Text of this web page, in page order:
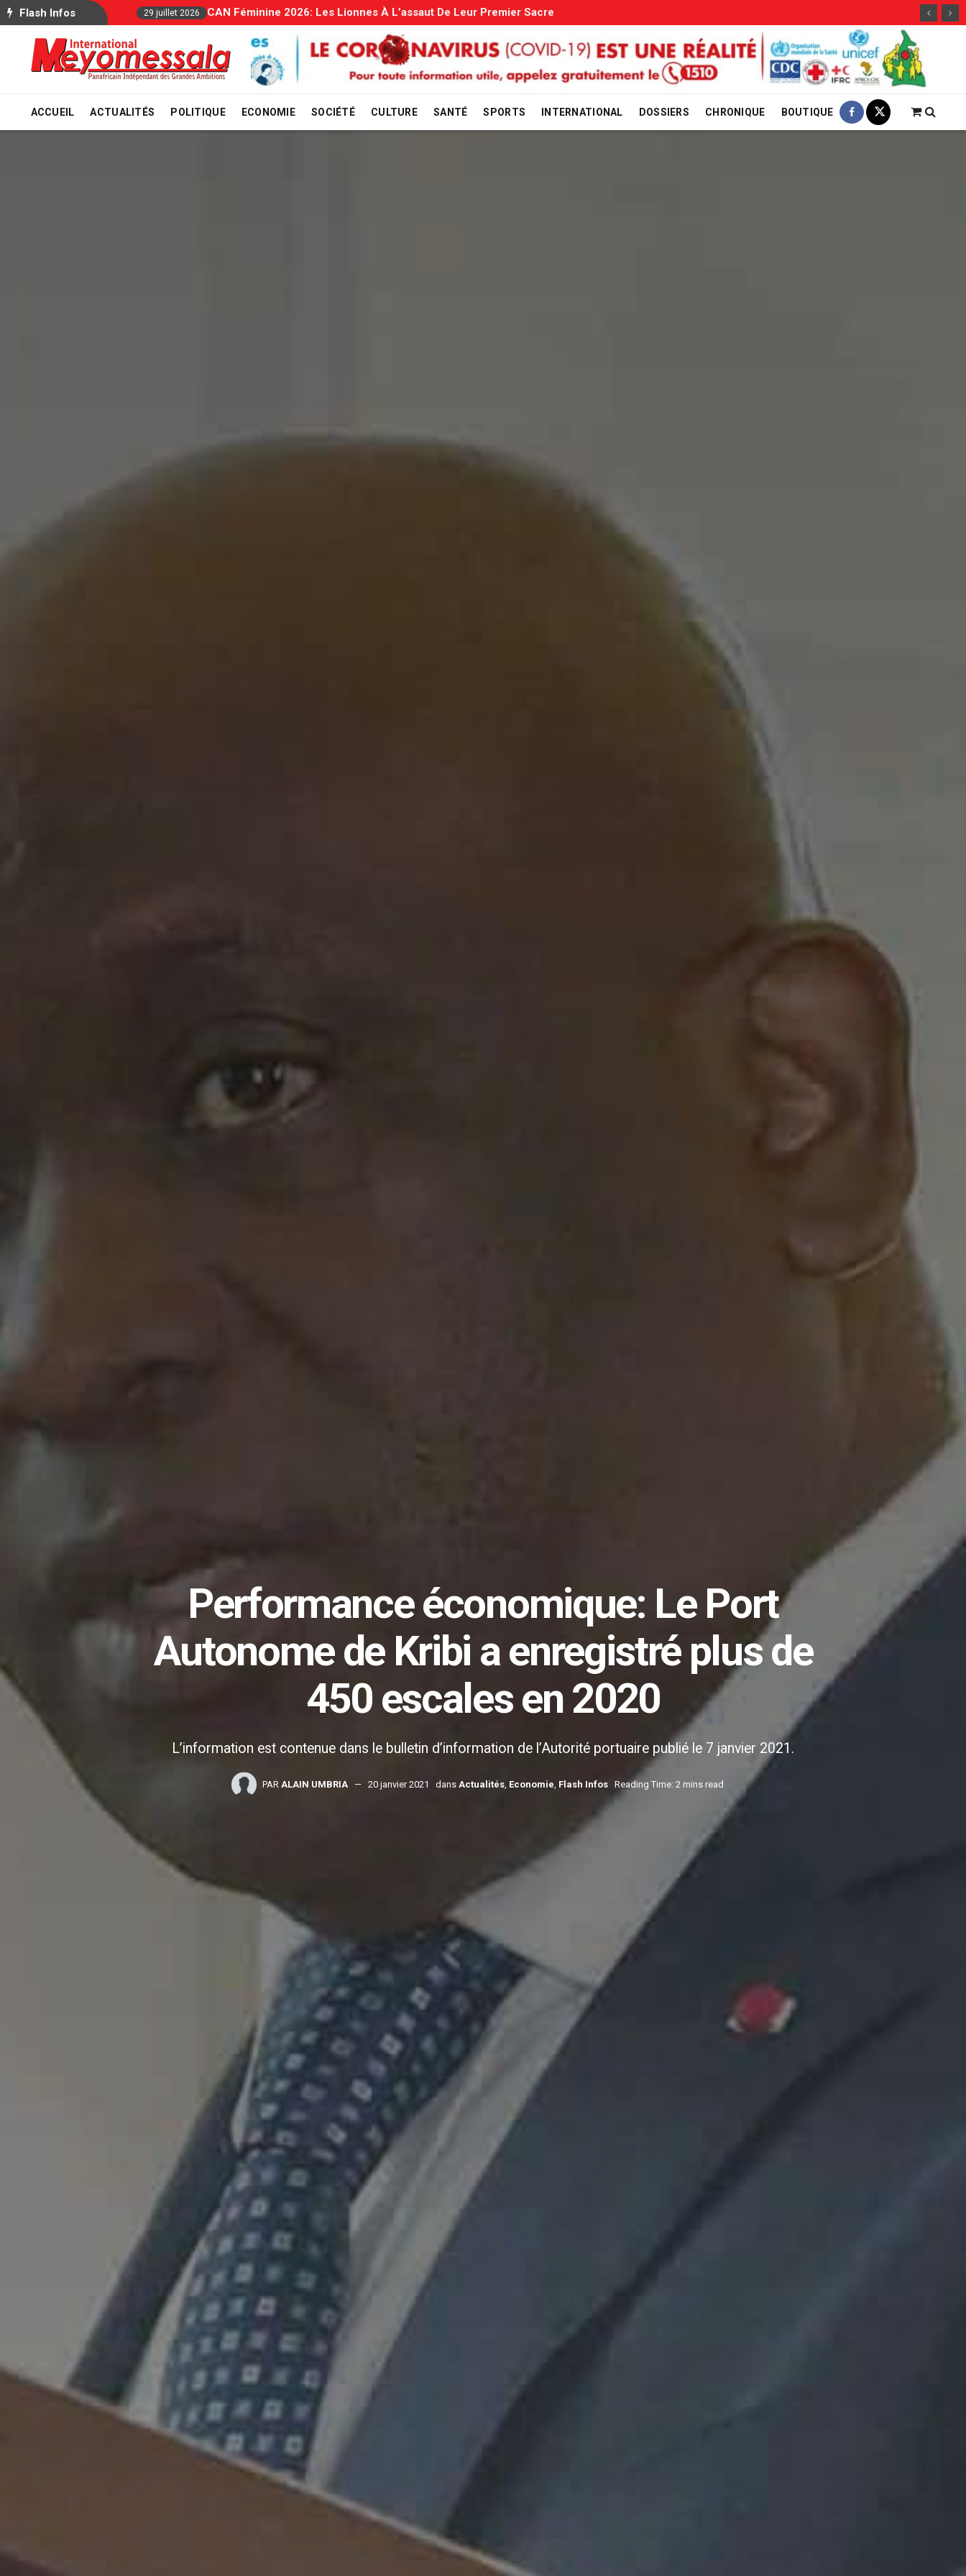
ACCUEIL ACTUALITÉS POLITIQUE ECONOMIE SOCIÉTÉ CULTURE SANTÉ SPORTS INTERNATIONAL DOSSIERS CHRONIQUE BOUTIQUE
Performance économique: Le Port
Autonome de Kribi a enregistré plus de
450 escales en 2020
L’information est contenue dans le bulletin d’information de l’Autorité portuaire publié le 7 janvier 2021.
PAR ALAIN UMBRIA 20 janvier 2021 dans Actualités, Economie Flash Infos Reading Time: 2 mins read
Flash Infos 29 juillet 2026 Allocations Familiales: Le Gouvernement Entame La Vérification